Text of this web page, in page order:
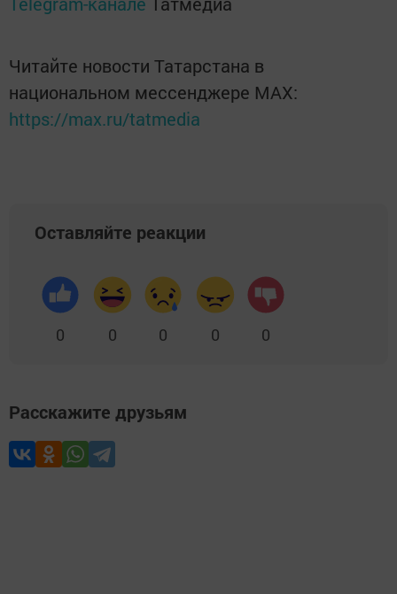
Читайте новости Татарстана в
национальном мессенджере MАХ:
https://max.ru/tatmedia
Оставляйте реакции
0 0 0 0 0
Расскажите друзьям